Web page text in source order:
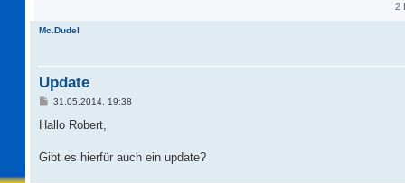
2
Mc.Dudel
Update
B
i
a
31.05.2014, 19:38
Hallo Robert,
Gibt es hierfür auch ein update?